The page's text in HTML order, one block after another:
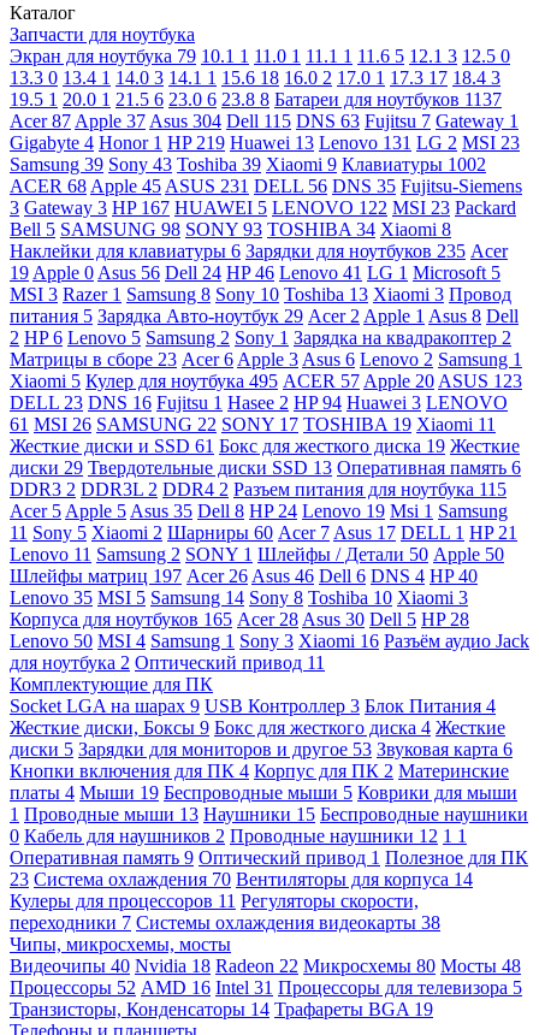
Каталог
Запчасти для ноутбука
Экран для ноутбука 79 10.1 1 11.0 1 11.1 1 11.6 5 12.1 3 12.5 0
13.3 0 13.4 1 14.0 3 14.1 1 15.6 18 16.0 2 17.0 1 17.3 17 18.4 3
19.5 1 20.0 1 21.5 6 23.0 6 23.8 8 Батареи для ноутбуков 1137
Acer87 Apple 37 Asus 304 Dell 115 DNS 63 Fujitsu 7 Gateway 1
Gigabyte 4 Honor 1 HP 219 Huawei 13 Lenovo 131 LG 2 MSI 23
Samsung 39 Sony 43 Toshiba 39 Xiaomi 9 Клавиатуры 1002
ACER 68 Apple 45 ASUS 231 DELL 56 DNS 35 Fujitsu-Siemens
3 Gateway 3 HP 167 HUAWEI 5 LENOVO 122 MSI 23 Packard
Bell 5 SAMSUNG 98 SONY 93 TOSHIBA 34 Xiaomi 8
Наклейки для клавиатуры 6 Зарядки для ноутбуков 235 Acer
19 Apple 0 Asus 56 Dell 24 HP46 Lenovo 41 LG 1 Microsoft 5
MSI 3 Razer 1 Samsung 8 Sony 10 Toshiba 13 Xiaomi 3 Провод
питания 5 Зарядка Авто-ноутбук 29 Acer 2 Apple 1 Asus 8 Dell
2 HP6 Lenovo 5 Samsung 2 Sony 1 Зарядка на квадракоптер 2
Матрицы в сборе 23 Acer6 Apple 3 Asus 6 Lenovo 2 Samsung 1
Xiaomi 5 Кулер для ноутбука 495 ACER 57 Apple 20 ASUS 123
DELL 23 DNS 16 Fujitsu 1 Hasee 2 HP94 Huawei 3 LENOVO
61 MSI 26 SAMSUNG 22 SONY 17 TOSHIBA 19 Xiaomi 11
Жесткие диски и SSD 61 Бокс для жесткого диска 19 Жесткие
диски 29 Твердотельные диски SSD 13 Оперативная память 6
DDR3 2 DDR3L 2 DDR4 2 Разъем питания для ноутбука 115
Acer 5 Apple 5 Asus 35 Dell 8 HP 24 Lenovo 19 Msi 1 Samsung
11 Sony 5 Xiaomi 2 Шарниры 60 Acer 7 Asus 17 DELL 1 HP 21
Lenovo 11 Samsung 2 SONY 1 Шлейфы / Детали 50 Apple 50
Шлейфы матриц 197 Acer 26 Asus 46 Dell 6 DNS 4 HP40
Lenovo 35 MSI 5 Samsung 14 Sony 8 Toshiba 10 Xiaomi 3
Корпуса для ноутбуков 165 Acer 28 Asus 30 Dell 5 HP 28
Lenovo 50 MSI 4 Samsung 1 Sony 3 Xiaomi 16 Разъём аудио Jack
для ноутбука 2 Оптический привод 11
Комплектующие для ПК
Socket LGA на шарах 9 USB Контроллер 3 Блок Питания 4
Жесткие диски, Боксы 9 Бокс для жесткого диска 4 Жесткие
диски 5 Зарядки для мониторов и другое 53 Звуковая карта 6
Кнопки включения для ПК 4 Корпус для ПК 2 Материнские
платы 4 Мыши 19 Беспроводные мыши 5 Коврики для мыши
1 Проводные мыши 13 Наушники 15 Беспроводные наушники
0 Кабель для наушников 2 Проводные наушники 12 1 1
Оперативная память 9 Оптический привод 1 Полезное для ПК
23 Система охлаждения 70 Вентиляторы для корпуса 14
Кулеры для процессоров 11 Регуляторы скорости,
переходники 7 Системы охлаждения видеокарты 38
Чипы, микросхемы, мосты
Видеочипы 40 Nvidia 18 Radeon 22 Микросхемы 80 Мосты 48
Процессоры 52 AMD 16 Intel 31 Процессоры для телевизора 5
Транзисторы, Конденсаторы 14 Трафареты BGA 19
Телефоны и планшеты